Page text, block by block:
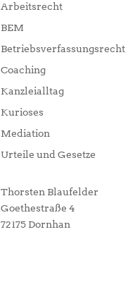
Arbeitsrecht
BEM
Betriebsverfassungsrecht
Coaching
Kanzleialltag
Kurioses
Mediation
Urteile und Gesetze
Thorsten Blaufelder
Goethestraße 4
72175 Dornhan